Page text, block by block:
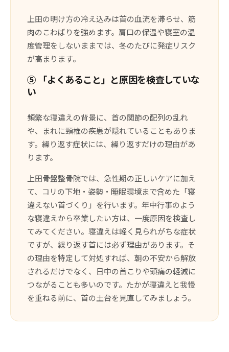
上田の明け方の冷え込みは首の血流を滞らせ、筋
肉のこわばりを強めます。肩口の保温や寝室の温
度管理をしないままでは、冬のたびに発症リスク
が高まります。
⑤ 「よくあること」と原因を検査していな
い
頻繁な寝違えの背景に、首の関節の配列の乱れ
や、まれに頸椎の疾患が隠れていることもありま
す。繰り返す症状には、繰り返すだけの理由があ
ります。
上田骨盤整骨院では、急性期の正しいケアに加え
て、コリの下地・姿勢・睡眠環境まで含めた「寝
違えない首づくり」を行います。年中行事のよう
な寝違えから卒業したい方は、一度原因を検査し
てみてください。寝違えは軽く見られがちな症状
ですが、繰り返す首には必ず理由があります。そ
の理由を特定して対処すれば、朝の不安から解放
されるだけでなく、日中の首こりや頭痛の軽減に
つながることも多いのです。たかが寝違えと我慢
を重ねる前に、首の土台を見直してみましょう。